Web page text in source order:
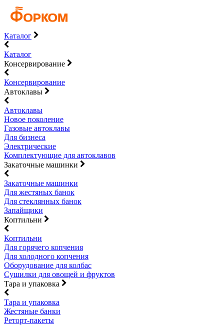
Каталог
Каталог
Консервирование
Консервирование
Автоклавы
Автоклавы
Новое поколение
Газовые автоклавы
Для бизнеса
Электрические
Комплектующие для автоклавов
Закаточные машинки
Закаточные машинки
Для жестяных банок
Для стеклянных банок
Запайщики
Коптильни
Коптильни
Для горячего копчения
Для холодного копчения
Оборудование для колбас
Сушилки для овощей и фруктов
Тара и упаковка
Тара и упаковка
Жестяные банки
Реторт-пакеты